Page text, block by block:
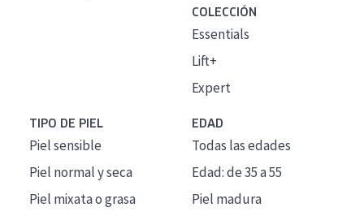
COLECCIÓN
Essentials
Lift+
Expert
TIPO DE PIEL
Piel sensible
Piel normal y seca
Piel mixata o grasa
EDAD
Todas las edades
Edad: de 35 a 55
Piel madura